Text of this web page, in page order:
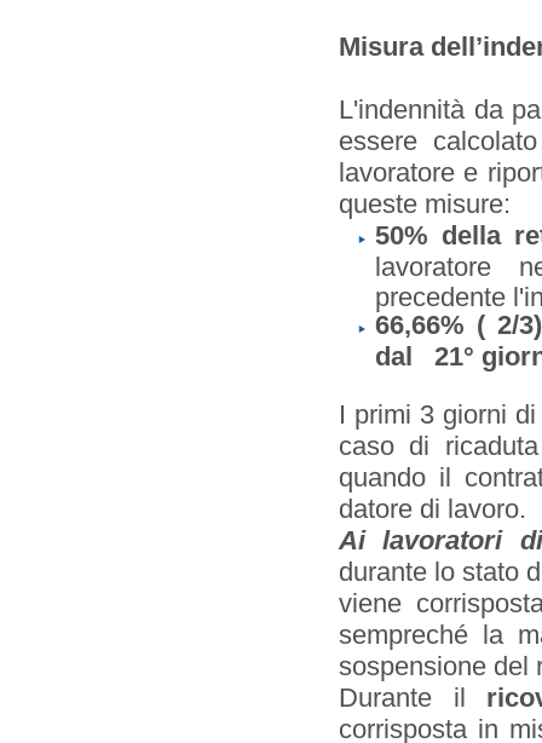
Misura
L'indennità da
essere
lavoratore e
queste misure:
50% della
lavoratore
precedente
66,66% ( 2/
dal 21°
I primi 3 giorni
caso di
quando il
datore di lavoro.
Ai lavoratori
durante lo stato
viene
sempreché la
sospensione del
Durante il
corrisposta in